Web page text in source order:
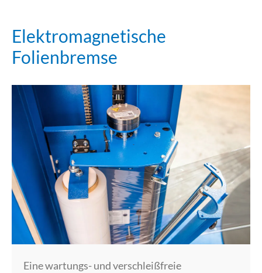
Elektromagnetische
Folienbremse
Eine wartungs- und verschleißfreie